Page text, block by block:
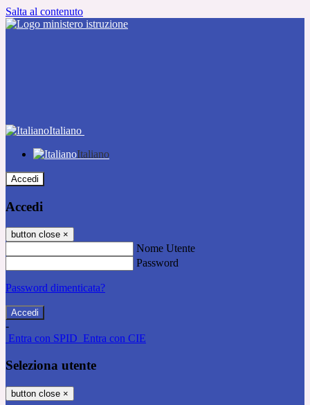
Salta al contenuto
Italiano
Italiano
Accedi
Accedi
button close ×
Nome Utente
Password
Password dimenticata?
-
Entra con SPID Entra con CIE
Seleziona utente
button close ×